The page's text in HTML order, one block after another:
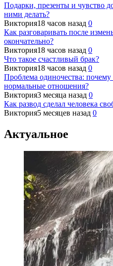
Подарки, презенты и чувство
ними делать?
Виктория18 часов назад 0
Как разговаривать после
окончательно?
Виктория18 часов назад 0
Что такое счастливый брак?
Виктория18 часов назад 0
Проблема одиночества:
нормальные отношения?
Виктория3 месяца назад 0
Как развод сделал человека
Виктория5 месяцев назад 0
Актуальное